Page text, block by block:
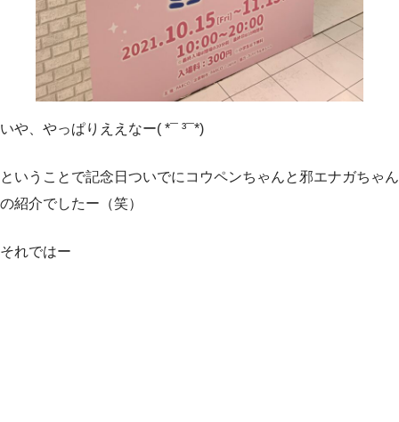
いや、やっぱりええなー( *¯ ³¯*)
ということで記念日ついでにコウペンちゃんと邪エナガちゃん
の紹介でしたー（笑）
それではー